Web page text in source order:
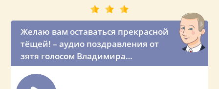
Желаю вам оставаться прекрасной
тёщей! – аудио поздравления от
зятя голосом Владимира
Владимировича Путина